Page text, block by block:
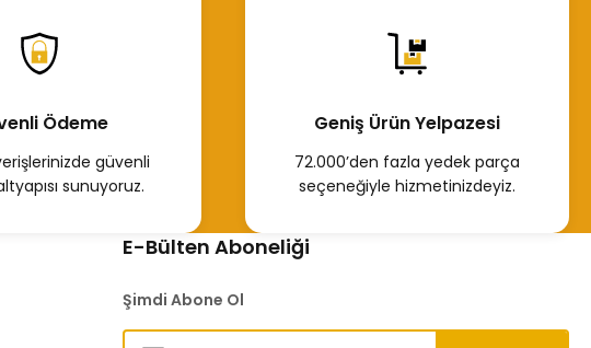
İncele
Ödeme
güvenli
sunuyoruz.
Geniş Ürün Yelpazesi
72.000’den fazla yedek parça
seçeneğiyle hizmetinizdeyiz.
E-Bülten Aboneliği
Şimdi Abone Ol